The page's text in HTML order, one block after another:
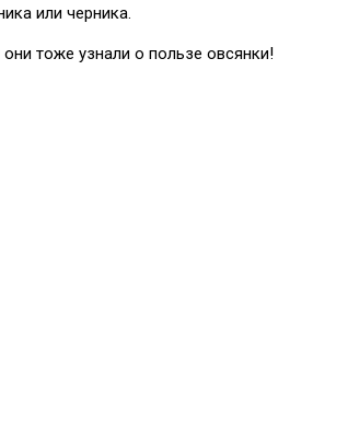
или черника.
тоже узнали о пользе овсянки!